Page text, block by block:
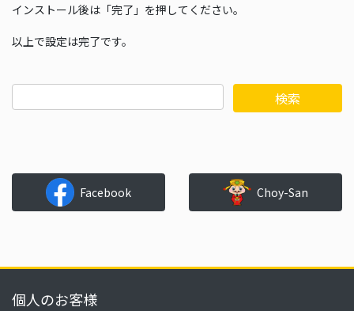
インストール後は「完了」を押してください。
以上で設定は完了です。
Facebook Choy-San
個人のお客様